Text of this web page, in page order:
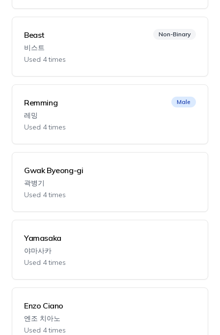
Beast
비스트
Used 4 times
Non-Binary
Remming
레밍
Used 4 times
Male
Gwak Byeong-gi
곽병기
Used 4 times
Yamasaka
야마사카
Used 4 times
Enzo Ciano
엔조 치아노
Used 4 times